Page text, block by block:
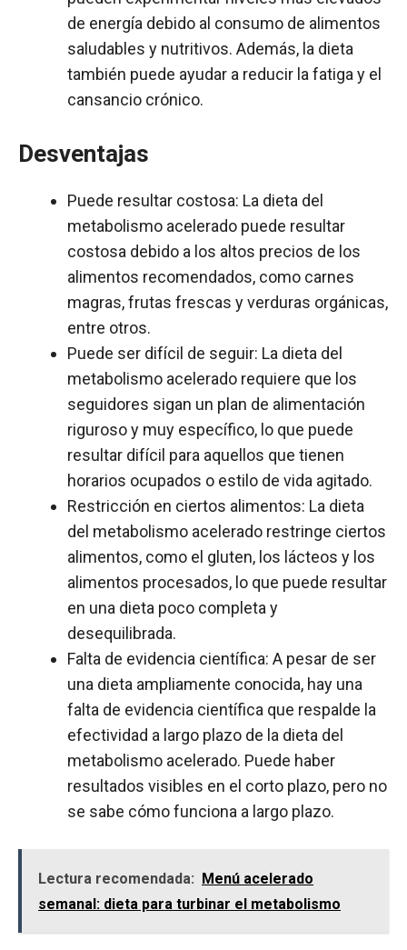
de energía debido al consumo de alimentos
saludables y nutritivos. Además, la dieta
también puede ayudar a reducir la fatiga y el
cansancio crónico.
Desventajas
Puede resultar costosa: La dieta del
metabolismo acelerado puede resultar
costosa debido a los altos precios de los
alimentos recomendados, como carnes
magras, frutas frescas y verduras orgánicas,
entre otros.
Puede ser difícil de seguir: La dieta del
metabolismo acelerado requiere que los
seguidores sigan un plan de alimentación
riguroso y muy específico, lo que puede
resultar difícil para aquellos que tienen
horarios ocupados o estilo de vida agitado.
Restricción en ciertos alimentos: La dieta
del metabolismo acelerado restringe ciertos
alimentos, como el gluten, los lácteos y los
alimentos procesados, lo que puede resultar
en una dieta poco completa y
desequilibrada.
Falta de evidencia científica: A pesar de ser
una dieta ampliamente conocida, hay una
falta de evidencia científica que respalde la
efectividad a largo plazo de la dieta del
metabolismo acelerado. Puede haber
resultados visibles en el corto plazo, pero no
se sabe cómo funciona a largo plazo.
Lectura recomendada:
Menú acelerado
semanal: dieta para turbinar el metabolismo